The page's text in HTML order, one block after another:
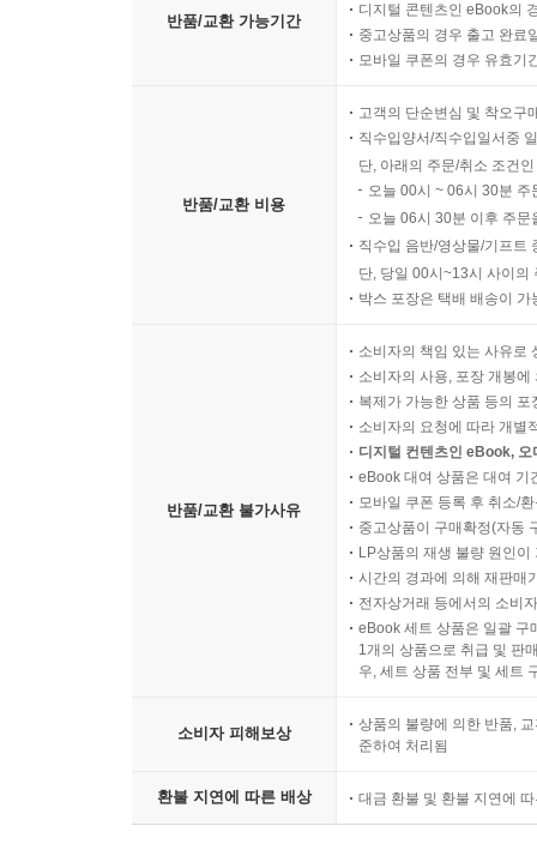
반품/교환 가능기간
디지털 콘텐츠인 eBook의
중고상품의 경우 출고 완료
모바일 쿠폰의 경우 유효기
반품/교환 비용
고객의 단순변심 및 착오구
직수입양서/직수입일서중
단, 아래의 주문/취소 조건
오늘 00시 ~ 06시 30분
오늘 06시 30분 이후 주
직수입 음반/영상물/기프트
단, 당일 00시~13시 사이의
박스 포장은 택배 배송이
반품/교환 불가사유
소비자의 책임 있는 사유로
소비자의 사용, 포장 개봉
복제가 가능한 상품 등의
소비자의 요청에 따라 개별
디지털 컨텐츠인 eBook,
eBook 대여 상품은 대여 기
모바일 쿠폰 등록 후 취소/
중고상품이 구매확정(자동
LP상품의 재생 불량 원인
시간의 경과에 의해 재판매
전자상거래 등에서의 소비
eBook 세트 상품은 일괄 구
1개의 상품으로 취급 및 판
우, 세트 상품 전부 및 세트
소비자 피해보상
상품의 불량에 의한 반품,
준하여 처리됨
환불 지연에 따른 배상 대금 환불 및 환불 지연에